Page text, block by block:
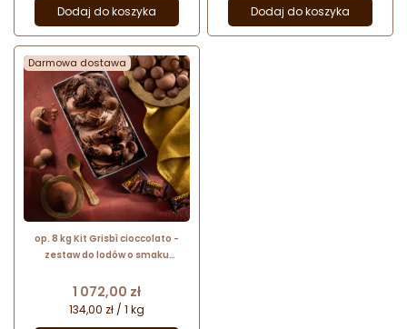
Dodaj do koszyka Dodaj do koszyka
Darmowa dostawa
op. 8 kg Kit Grisbì cioccolato -
zestaw do lodów o smaku
czekoladowym - nr. kat. 12091726
Pernigotti
Cena
1 072,00 zł
134,00 zł / 1 kg
